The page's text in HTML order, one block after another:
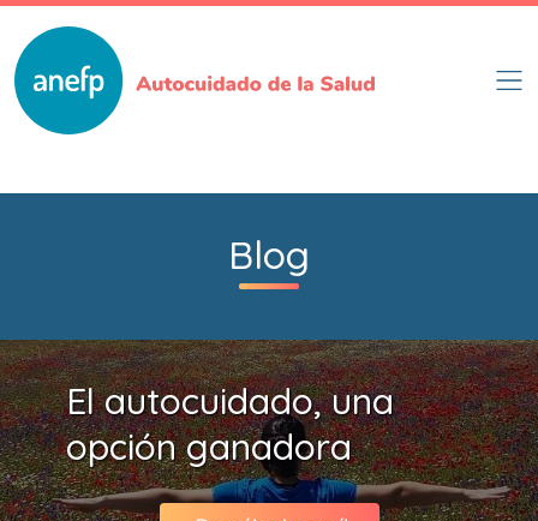
contenido
principal
Blog
El autocuidado, una
opción ganadora